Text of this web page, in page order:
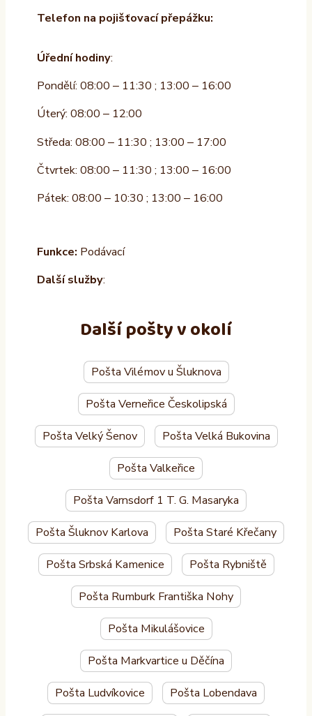
Telefon na pojišťovací přepážku:
Úřední hodiny:
Pondělí: 08:00 – 11:30 ; 13:00 – 16:00
Úterý: 08:00 – 12:00
Středa: 08:00 – 11:30 ; 13:00 – 17:00
Čtvrtek: 08:00 – 11:30 ; 13:00 – 16:00
Pátek: 08:00 – 10:30 ; 13:00 – 16:00
Funkce: Podávací
Další služby:
Další pošty v okolí
Pošta Vilémov u Šluknova
Pošta Verneřice Českolipská
Pošta Velký Šenov Pošta Velká Bukovina
Pošta Valkeřice
Pošta Varnsdorf 1 T. G. Masaryka
Pošta Šluknov Karlova Pošta Staré Křečany
Pošta Srbská Kamenice Pošta Rybniště
Pošta Rumburk Františka Nohy
Pošta Mikulášovice
Pošta Markvartice u Děčína
Pošta Ludvíkovice Pošta Lobendava